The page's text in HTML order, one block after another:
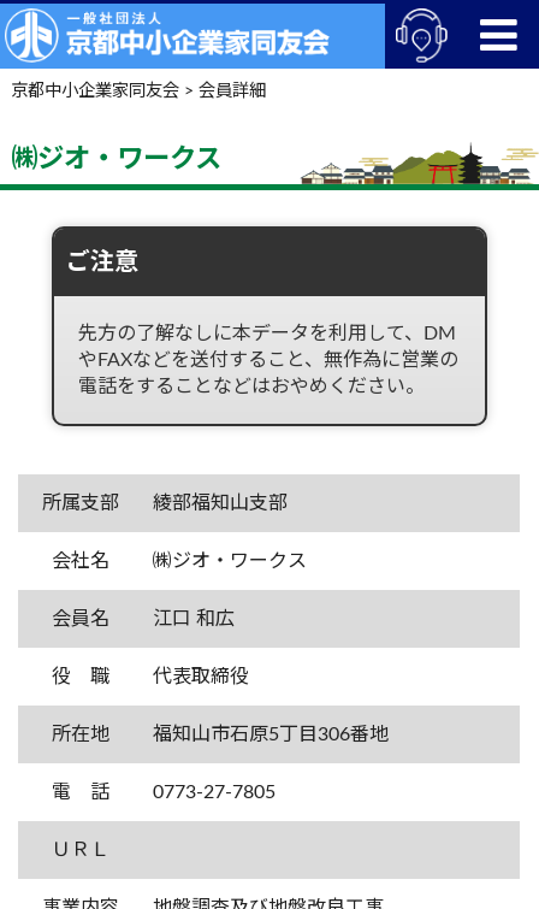
京都中小企業家同友会> 会員詳細
㈱ジオ・ワークス
ご注意
先方の了解なしに本データを利用して、DM
やFAXなどを送付すること、無作為に営業の
電話をすることなどはおやめください。
所属支部 綾部福知山支部
会社名 ㈱ジオ・ワークス
会員名 江口 和広
役 職 代表取締役
所在地 福知山市石原5丁目306番地
電 話 0773-27-7805
ＵＲＬ